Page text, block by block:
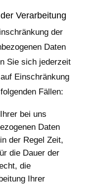
Verarbeitung
der
Daten
Sie sich jederzeit
Einschränkung
Fällen:
bei uns
Daten
der Regel Zeit,
die Dauer der
die
Ihrer